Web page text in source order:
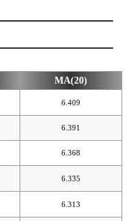
MA(20)
6.409
6.391
6.368
6.335
6.313